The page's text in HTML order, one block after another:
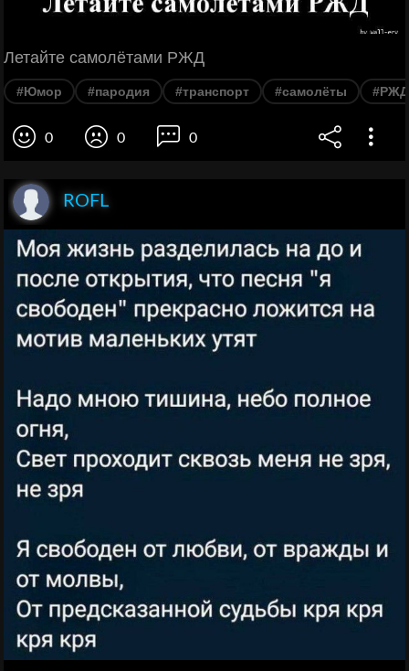
Летайте самолётами РЖД
#Юмор #пародия #транспорт #самолёты #РЖД
0 0 0
ROFL